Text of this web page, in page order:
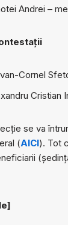
Andrei –
Cornel
Cristian
se va
(AICI). Tot